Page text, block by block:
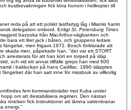
kustbevakningen fick köra honom i helikopter till
reda på att ett polskt lastfartyg låg i Miamis hamn
delegation ombord. Enligt St. Petersburg Times
bazooka från MacArthur-vägbanken och
bara ett litet jack i båten, och gruppens ledare
fängelse, men frigavs 1972. Bosch förklarade att
skada men, påpekade han, "det var ett STORT
arresterats för att han kört en torped på släp
och vid ett annat tillfälle greps han med 600
i bakluckan på hans Cadillac. 1990 släpptes
där han satt inne för missbruk av villkorlig
fem kommandoräder mot Kuba under
om att destabilisera regimen. Den nästan
rörelsen fick instruktioner att lämna vattenkranar
energi."